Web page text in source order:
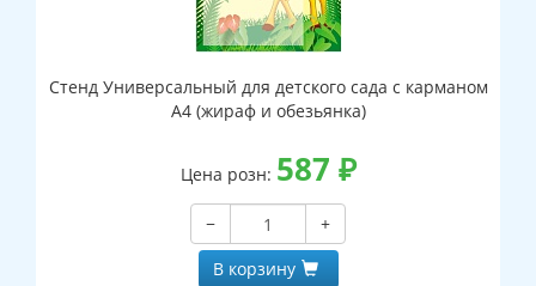
Стенд Универсальный для детского сада с карманом
А4 (жираф и обезьянка)
Цена розн: 587 ₽
−
+
В корзину